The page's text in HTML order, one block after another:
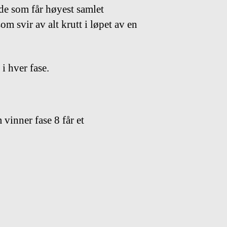
som får høyest samlet
svir av alt krutt i løpet av en
hver fase.
fase 8 får et